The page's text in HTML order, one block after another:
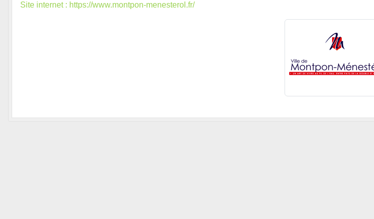
Site internet : https://www.montpon-menesterol.fr/